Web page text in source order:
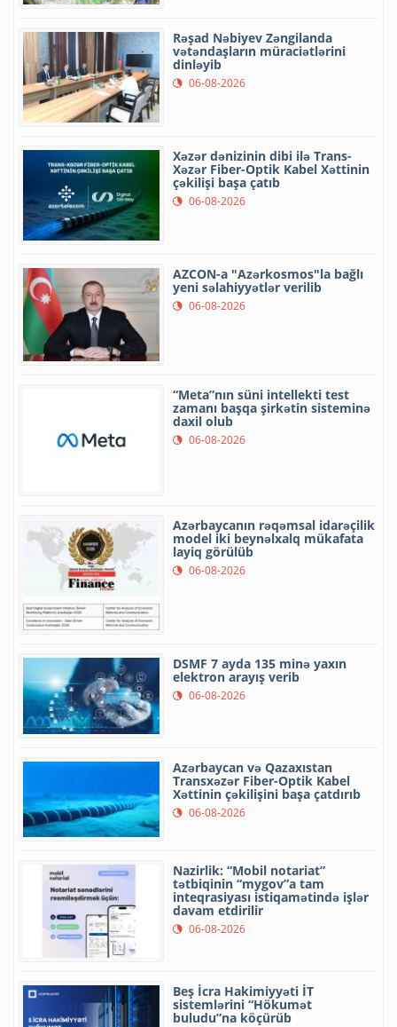
Rəşad Nəbiyev Zəngilanda
vətəndaşların müraciətlərini
dinləyib
06-08-2026
Xəzər dənizinin dibi ilə Trans-
Xəzər Fiber-Optik Kabel Xəttinin
çəkilişi başa çatıb
06-08-2026
AZCON-a "Azərkosmos"la bağlı
yeni səlahiyyətlər verilib
06-08-2026
“Meta”nın süni intellekti test
zamanı başqa şirkətin sisteminə
daxil olub
06-08-2026
Azərbaycanın rəqəmsal idarəçilik
model iki beynəlxalq mükafata
layiq görülüb
06-08-2026
DSMF 7 ayda 135 minə yaxın
elektron arayış verib
06-08-2026
Azərbaycan və Qazaxıstan
Transxəzər Fiber-Optik Kabel
Xəttinin çəkilişini başa çatdırıb
06-08-2026
Nazirlik: “Mobil notariat”
tətbiqinin “mygov”a tam
inteqrasiyası istiqamətində işlər
davam etdirilir
06-08-2026
Beş İcra Hakimiyyəti İT
sistemlərini “Hökumət
buludu”na köçürüb